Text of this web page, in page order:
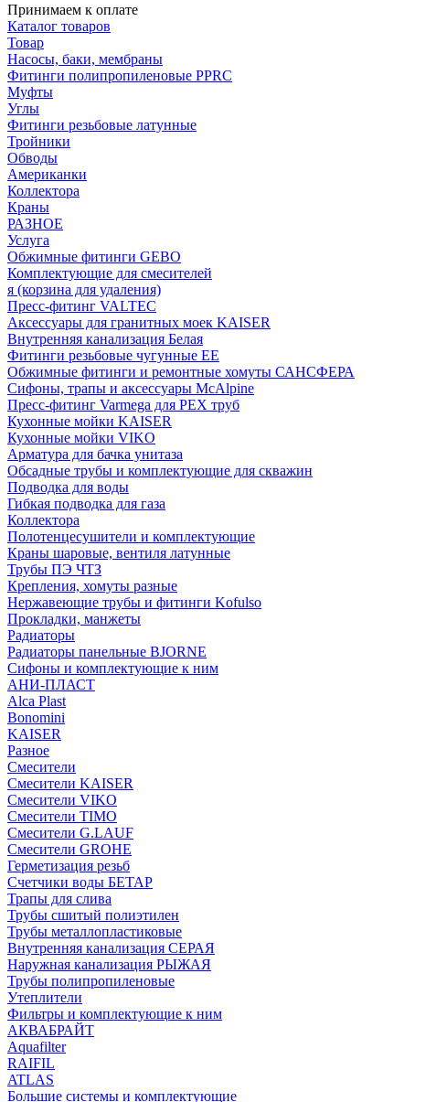
Принимаем к оплате
Каталог товаров
Товар
Насосы, баки, мембраны
Фитинги полипропиленовые PPRC
Муфты
Углы
Фитинги резьбовые латунные
Тройники
Обводы
Американки
Коллектора
Краны
РАЗНОЕ
Услуга
Обжимные фитинги GEBO
Комплектующие для смесителей
я (корзина для удаления)
Пресс-фитинг VALTEC
Аксессуары для гранитных моек KAISER
Внутренняя канализация Белая
Фитинги резьбовые чугунные EE
Обжимные фитинги и ремонтные хомуты САНСФЕРА
Сифоны, трапы и аксессуары McAlpine
Пресс-фитинг Varmega для PEX труб
Кухонные мойки KAISER
Кухонные мойки VIKO
Арматура для бачка унитаза
Обсадные трубы и комплектующие для скважин
Подводка для воды
Гибкая подводка для газа
Коллектора
Полотенцесушители и комплектующие
Краны шаровые, вентиля латунные
Трубы ПЭ ЧТЗ
Крепления, хомуты разные
Нержавеющие трубы и фитинги Kofulso
Прокладки, манжеты
Радиаторы
Радиаторы панельные BJORNE
Сифоны и комплектующие к ним
АНИ-ПЛАСТ
Alca Plast
Bonomini
KAISER
Разное
Смесители
Смесители KAISER
Смесители VIKO
Смесители TIMO
Смесители G.LAUF
Смесители GROHE
Герметизация резьб
Счетчики воды БЕТАР
Трапы для слива
Трубы сшитый полиэтилен
Трубы металлопластиковые
Внутренняя канализация СЕРАЯ
Наружная канализация РЫЖАЯ
Трубы полипропиленовые
Утеплители
Фильтры и комплектующие к ним
АКВАБРАЙТ
Aquafilter
RAIFIL
ATLAS
Большие системы и комплектующие